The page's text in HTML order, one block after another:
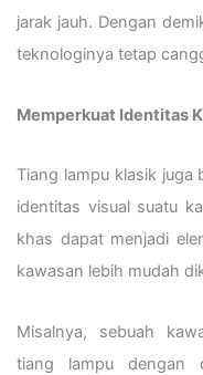
jarak jauh. Dengan
teknologinya tetap
Memperkuat Identitas
Tiang lampu klasik juga
identitas visual suatu
khas dapat menjadi
kawasan lebih mudah
Misalnya, sebuah
tiang lampu dengan